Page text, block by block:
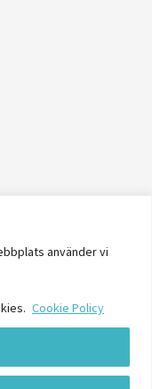
använder vi
Cookie Policy